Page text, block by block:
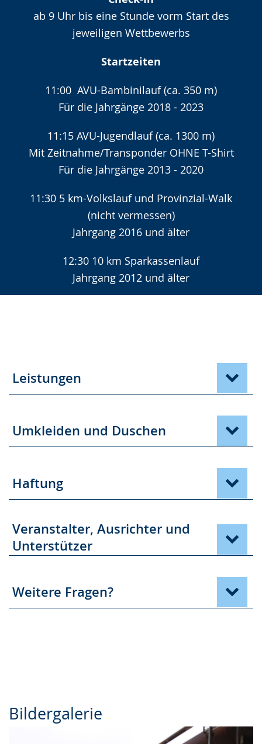
ab 9 Uhr bis eine Stunde vorm Start des
jeweiligen Wettbewerbs
Startzeiten
11:00 AVU-Bambinilauf (ca. 350 m)
Für die Jahrgänge 2018 - 2023
11:15 AVU-Jugendlauf (ca. 1300 m)
Mit Zeitnahme/Transponder OHNE T-Shirt
Für die Jahrgänge 2013 - 2020
11:30 5 km-Volkslauf und Provinzial-Walk
(nicht vermessen)
Jahrgang 2016 und älter
12:30 10 km Sparkassenlauf
Jahrgang 2012 und älter
Gebärdensprache
Leistungen
Umkleiden und Duschen
Haftung
Veranstalter, Ausrichter und
Unterstützer
Weitere Fragen?
Bildergalerie